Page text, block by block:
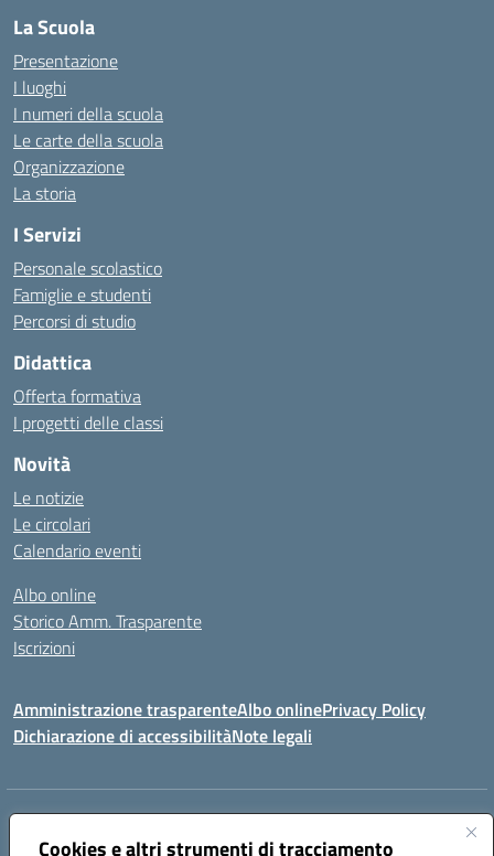
Cookies e altri strumenti di tracciamento
La Scuola
Presentazione
I luoghi
I numeri della scuola
Le carte della scuola
Organizzazione
La storia
I Servizi
Personale scolastico
Famiglie e studenti
Percorsi di studio
Didattica
Offerta formativa
I progetti delle classi
Novità
Le notizie
Le circolari
Calendario eventi
Albo online
Storico Amm. Trasparente
Iscrizioni
Amministrazione trasparenteAlbo onlinePrivacy Policy
Dichiarazione di accessibilitàNote legali
Indirizzo:
Centralino:08561100 Email:peic83100x@istruzione.it